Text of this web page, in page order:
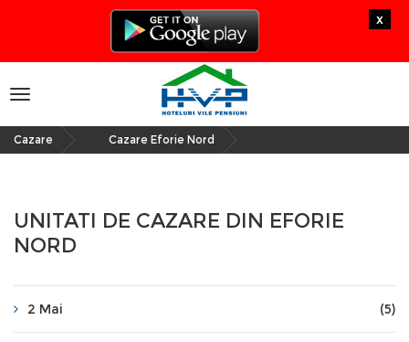
x
Toggle
navigation
Cazare Cazare Eforie Nord
UNITATI DE CAZARE DIN EFORIE
NORD
2 Mai (5)